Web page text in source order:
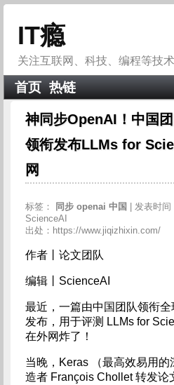
IT瘾
关注互联网、科技、编程等技术
首页 热链
神同步OpenAI！中国
领衔发布LLMs for
网
标签： 同步 openai 中国
| 发表时
ScienceAI
出处：https://www.jiqizhixin.com/
作者丨论文团队
编辑丨ScienceAI
最近，一篇由中国团队领衔
发布，用于评测 LLMs for
在外网炸了！
当晚，Keras （最高效易用
造者 François Chollet 转发论